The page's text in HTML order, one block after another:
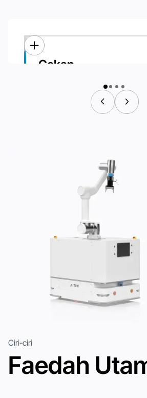
Cekap
Negara / Wilayah
Mesej
Operasi tanpa pemandu:
Produktiviti lancar tanpa
Masa Jalan Dilanjutkan:
Cekap
Ciri-ciri
Faedah